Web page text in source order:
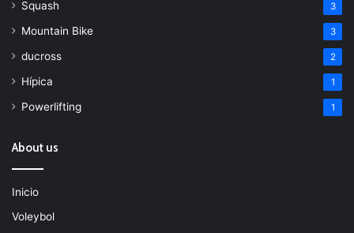
Squash 3
Mountain Bike 3
ducross 2
Hípica 1
Powerlifting 1
About us
Inicio
Voleybol